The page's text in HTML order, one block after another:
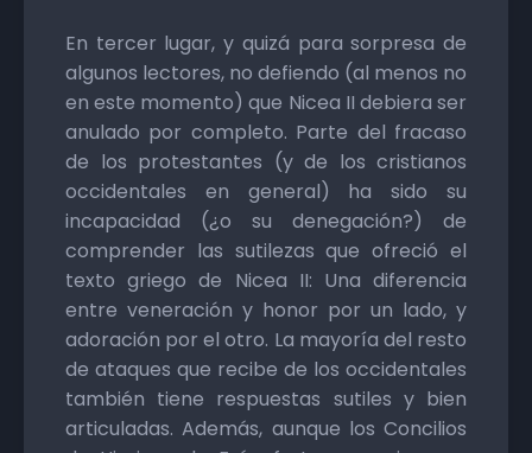
En tercer lugar, y quizá para sorpresa de
algunos lectores, no defiendo (al menos no
en este momento) que Nicea II debiera ser
anulado por completo. Parte del fracaso
de los protestantes (y de los cristianos
occidentales en general) ha sido su
incapacidad (¿o su denegación?) de
comprender las sutilezas que ofreció el
texto griego de Nicea II: Una diferencia
entre veneración y honor por un lado, y
adoración por el otro. La mayoría del resto
de ataques que recibe de los occidentales
también tiene respuestas sutiles y bien
articuladas. Además, aunque los Concilios